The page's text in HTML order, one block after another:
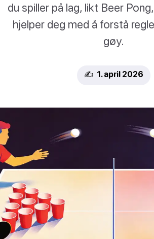
du spiller på lag, likt Beer
hjelper deg med å forstå
gøy.
✍️ 1. april 2026